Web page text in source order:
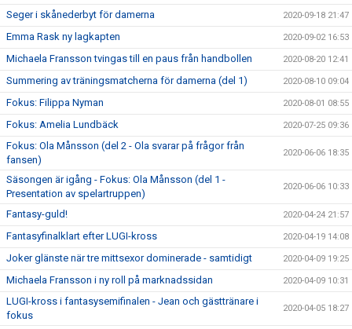
Seger i skånederbyt för damerna 2020-09-18 21:47
Emma Rask ny lagkapten 2020-09-02 16:53
Michaela Fransson tvingas till en paus från handbollen 2020-08-20 12:41
Summering av träningsmatcherna för damerna (del 1) 2020-08-10 09:04
Fokus: Filippa Nyman 2020-08-01 08:55
Fokus: Amelia Lundbäck 2020-07-25 09:36
Fokus: Ola Månsson (del 2 - Ola svarar på frågor från
fansen)
2020-06-06 18:35
Säsongen är igång - Fokus: Ola Månsson (del 1 -
Presentation av spelartruppen)
2020-06-06 10:33
Fantasy-guld! 2020-04-24 21:57
Fantasyfinalklart efter LUGI-kross 2020-04-19 14:08
Joker glänste när tre mittsexor dominerade - samtidigt 2020-04-09 19:25
Michaela Fransson i ny roll på marknadssidan 2020-04-09 10:31
LUGI-kross i fantasysemifinalen - Jean och gästtränare i
fokus
2020-04-05 18:27